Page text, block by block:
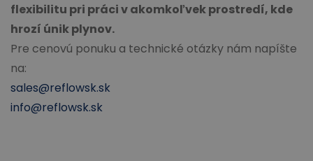
flexibilitu pri práci v akomkoľvek prostredí, kde
hrozí únik plynov.
Pre cenovú ponuku a technické otázky nám napíšte
na:
sales@reflowsk.sk
info@reflowsk.sk